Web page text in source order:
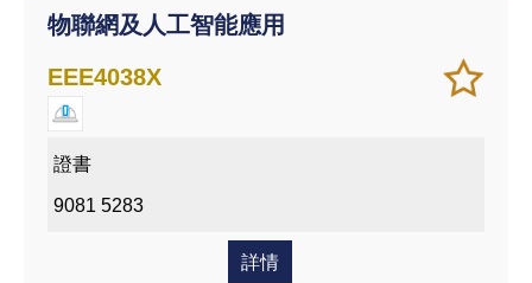
物聯網及人工智能應用
加
入/
儲存
課程
EEE4038X
證書
9081 5283
詳情